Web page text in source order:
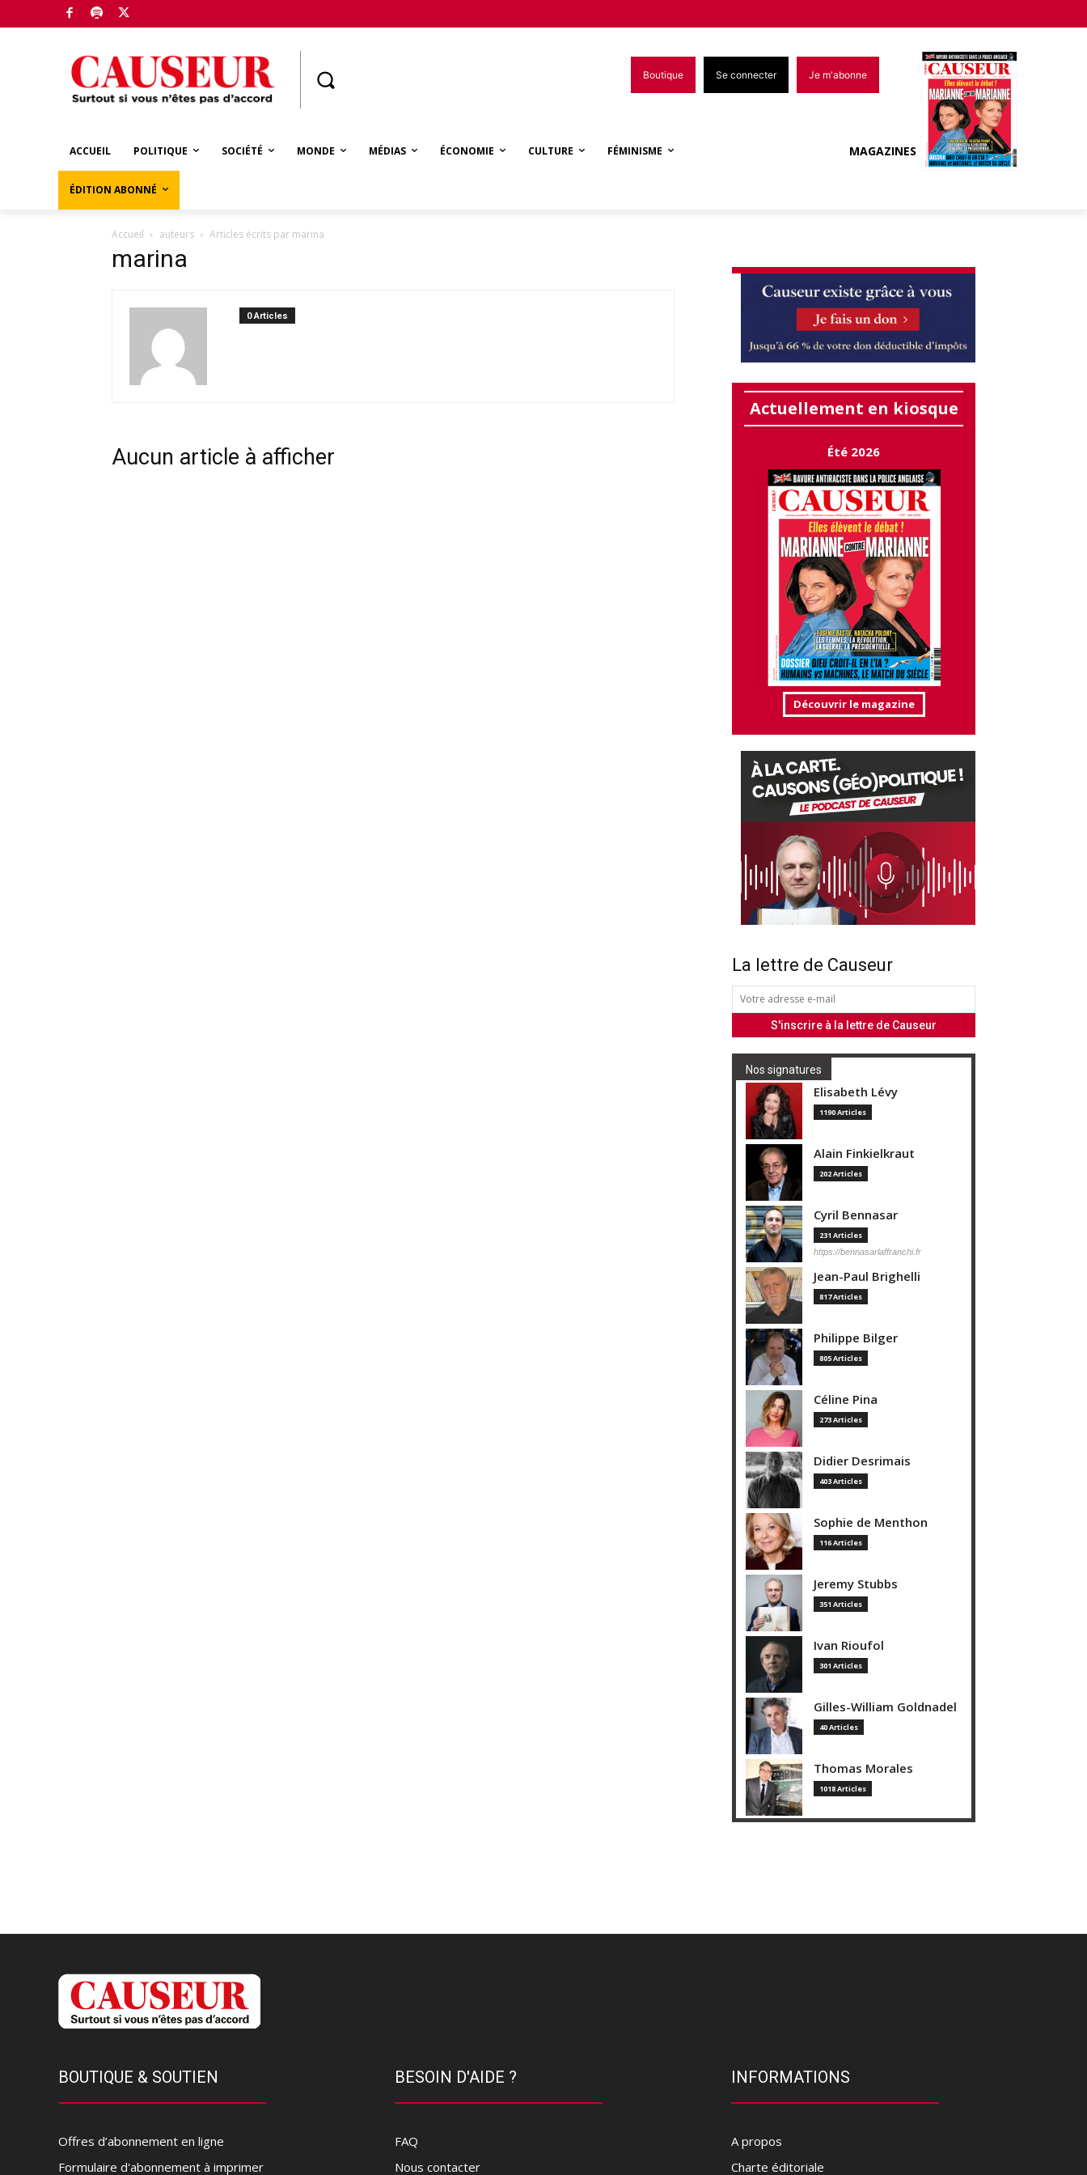
Boutique Se connecter Je m'abonne
ACCUEIL POLITIQUE SOCIÉTÉ MONDE MÉDIAS ÉCONOMIE CULTURE FÉMINISME
ÉDITION ABONNÉ
MAGAZINES
Accueil auteurs Articles écrits par marina
marina
0 Articles
Aucun article à afficher
Actuellement en kiosque
Été 2026
Découvrir le magazine
La lettre de Causeur
Nos signatures
Elisabeth Lévy
1190 Articles
Alain Finkielkraut
202 Articles
Cyril Bennasar
231 Articles
https://bennasarlaffranchi.fr
Jean-Paul Brighelli
817 Articles
Philippe Bilger
805 Articles
Céline Pina
273 Articles
Didier Desrimais
403 Articles
Sophie de Menthon
116 Articles
Jeremy Stubbs
351 Articles
Ivan Rioufol
301 Articles
Gilles-William Goldnadel
40 Articles
Thomas Morales
1018 Articles
BOUTIQUE & SOUTIEN
Offres d’abonnement en ligne
Formulaire d'abonnement à imprimer
BESOIN D'AIDE ?
FAQ
Nous contacter
INFORMATIONS
A propos
Charte éditoriale